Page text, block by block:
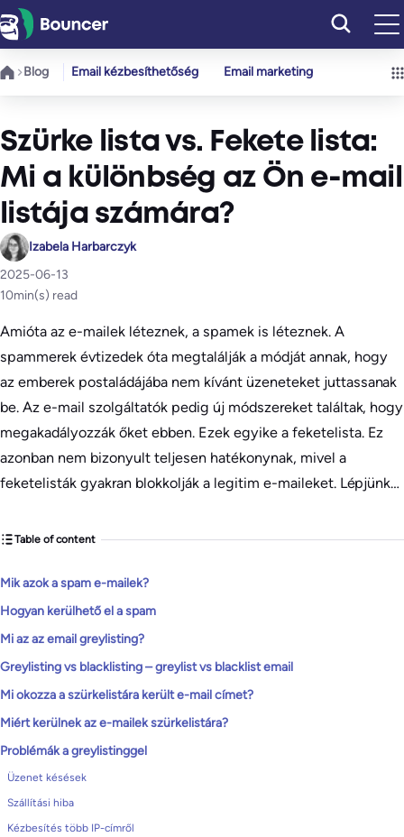
Ugrás
a
tartalomhoz
Blog Email kézbesíthetőség Email marketing
Szürke lista vs. Fekete lista:
Mi a különbség az Ön e-mail
listája számára?
Izabela Harbarczyk
2025-06-13
10min(s) read
Amióta az e-mailek léteznek, a spamek is léteznek. A
spammerek évtizedek óta megtalálják a módját annak, hogy
az emberek postaládájába nem kívánt üzeneteket juttassanak
be. Az e-mail szolgáltatók pedig új módszereket találtak, hogy
megakadályozzák őket ebben. Ezek egyike a feketelista. Ez
azonban nem bizonyult teljesen hatékonynak, mivel a
feketelisták gyakran blokkolják a legitim e-maileket. Lépjünk…
Table of content
Mik azok a spam e-mailek?
Hogyan kerülhető el a spam
Mi az az email greylisting?
Greylisting vs blacklisting – greylist vs blacklist email
Mi okozza a szürkelistára került e-mail címet?
Miért kerülnek az e-mailek szürkelistára?
Problémák a greylistinggel
Üzenet késések
Szállítási hiba
Kézbesítés több IP-címről